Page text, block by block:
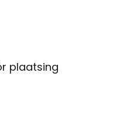
plaatsing